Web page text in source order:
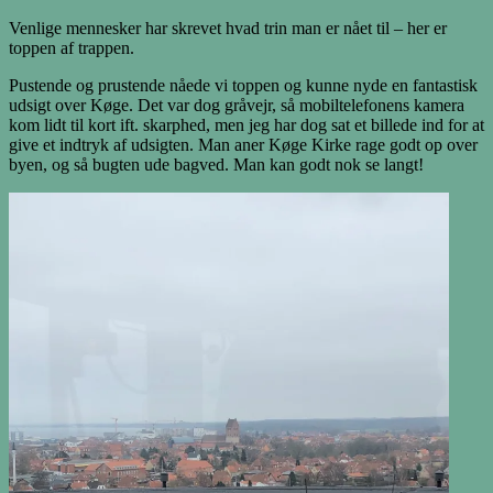
Venlige mennesker har skrevet hvad trin man er nået til – her er
toppen af trappen.
Pustende og prustende nåede vi toppen og kunne nyde en fantastisk
udsigt over Køge. Det var dog gråvejr, så mobiltelefonens kamera
kom lidt til kort ift. skarphed, men jeg har dog sat et billede ind for at
give et indtryk af udsigten. Man aner Køge Kirke rage godt op over
byen, og så bugten ude bagved. Man kan godt nok se langt!